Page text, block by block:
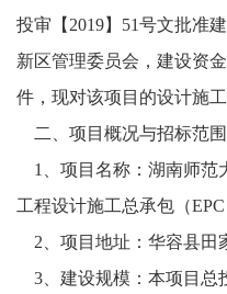
投审【 2019】51号文批准
新区管理委员会 ，建设资金
件，现对该项目的设计施
二、 项目概况与招标范围
1
项目名称： 湖南师范
工程设计施工总承包 （EPC
2
项目地址： 华容县田
3
建设规模： 本项目总